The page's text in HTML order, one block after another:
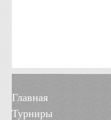
Главная
Турниры